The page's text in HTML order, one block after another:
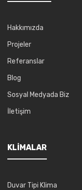
Hakkımızda
Projeler
Referanslar
Blog
Sosyal Medyada Biz
İletişim
KLIMALAR
Duvar Tipi Klima